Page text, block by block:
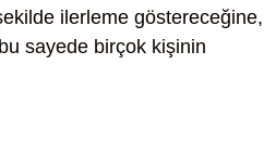
ilerleme göstereceğine,
sayede birçok kişinin